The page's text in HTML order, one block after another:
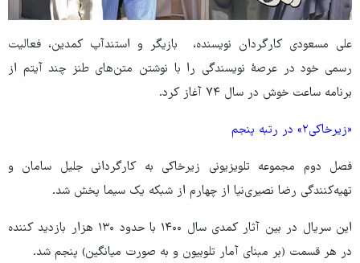
علی مسعودی کارگردان نویسنده، بازیگر و استندآپ کمدین، فعالیت
رسمی خود در عرصهٔ نویسندگی را با نوشتن متن‌های طنز چند آیتم از
برنامه ساعت خوش در سال ۷۴ آغاز کرد.
«زیرخاکی۲» در رتبه پنجم
فصل دوم مجموعه تلویزیونی زیرخاکی به کارگردانی جلیل سامان و
تهیه‌کنندگی رضا نصیری‌نیا از چهارم از شبکه یک سیما پخش شد.
این سریال در بین آثار کمدی سال ۱۴۰۰ با حدود ۱۳۰ هزار بازدید کننده
در هر قسمت (بر مبنای آمار تلوبیون و به صورت میانگین) پنجم شد.